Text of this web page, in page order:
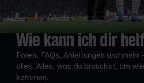
Wie kann ich dir
Foren, FAQs, Anleitungen und mehr
alles. Alles, was du brauchst, um
kommen.